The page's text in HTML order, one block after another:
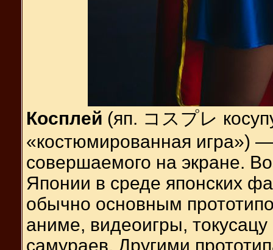
Косплей (яп. コスプレ
«костюмированная игра»)
совершаемого на экране.
Японии в среде японских
обычно основным
аниме, видеоигры,
самураев. Другими